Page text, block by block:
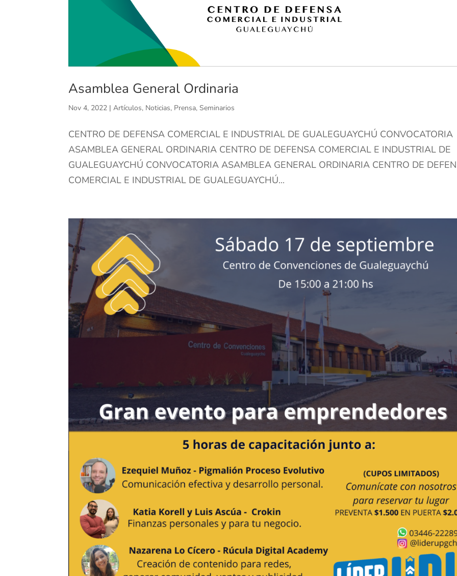
Asamblea General Ordinaria
Nov 4, 2022 |Artículos, Noticias, Prensa,Seminarios
CENTRO DE DEFENSA COMERCIAL E INDUSTRIAL DE GUALEGUAYCHÚ CONVOCATORIA
ASAMBLEA GENERAL ORDINARIA CENTRO DE DEFENSA COMERCIAL E INDUSTRIAL DE
GUALEGUAYCHÚ CONVOCATORIA ASAMBLEA GENERAL ORDINARIA CENTRO DE
COMERCIAL E INDUSTRIAL DE GUALEGUAYCHÚ...